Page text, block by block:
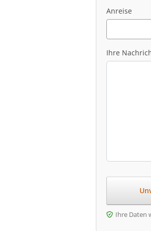
Anreise
Ihre
Ihre Daten